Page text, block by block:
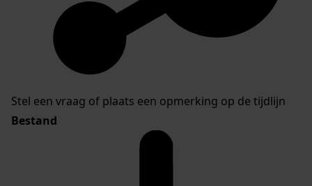
Stel een vraag of plaats een opmerking op de tijdlijn
Bestand